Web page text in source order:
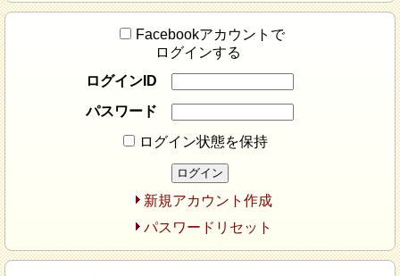
Facebookアカウントで
ログインする
ログインID
パスワード
ログイン状態を保持
新規アカウント作成
パスワードリセット